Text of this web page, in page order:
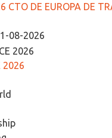
CTO DE EUROPA DE
08-2026
2026